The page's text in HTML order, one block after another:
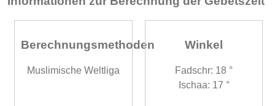
Berechnungsmethoden
Muslimische Weltliga
Winkel
Fadschr: 18 °
Ischaa: 17 °